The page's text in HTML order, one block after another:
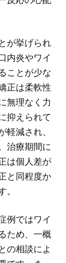
が挙げられ
内炎やワイ
ことが少な
正は柔軟性
無理なく力
抑えられて
減され、
治療期間に
は個人差が
と同程度か
例ではワイ
ため、一概
の相談によ